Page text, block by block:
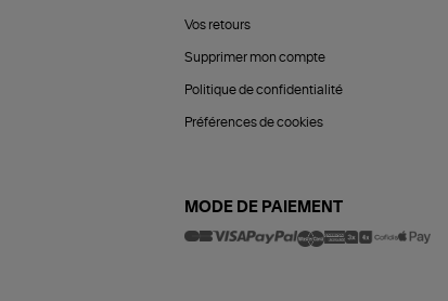
Vos retours
Supprimer mon compte
Politique de confidentialité
Préférences de cookies
MODE DE PAIEMENT